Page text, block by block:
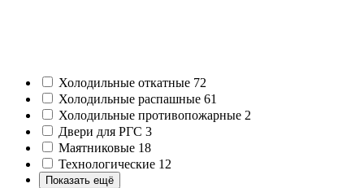
Холодильные откатные 72
Холодильные распашные 61
Холодильные противопожарные 2
Двери для РГС 3
Маятниковые 18
Технологические 12
Показать ещё